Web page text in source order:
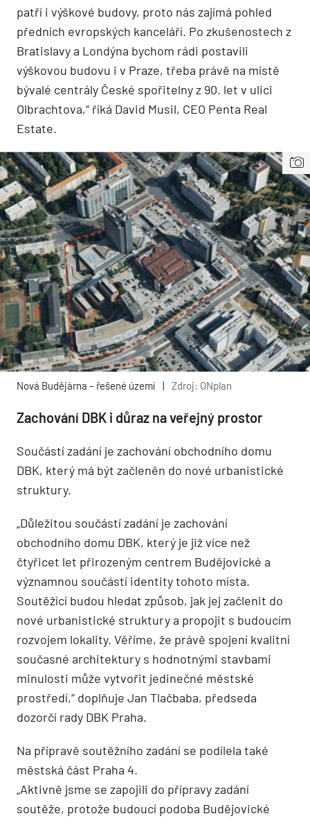
patří i výškové budovy, proto nás zajímá pohled
předních evropských kanceláří. Po zkušenostech z
Bratislavy a Londýna bychom rádi postavili
výškovou budovu i v Praze, třeba právě na místě
bývalé centrály České spořitelny z 90. let v ulici
Olbrachtova,“ říká David Musil, CEO Penta Real
Estate.
Nová Budějárna – řešené území | Zdroj: ONplan
Zachování DBK i důraz na veřejný prostor
Součástí zadání je zachování obchodního domu
DBK, který má být začleněn do nové urbanistické
struktury.
„Důležitou součástí zadání je zachování
obchodního domu DBK, který je již více než
čtyřicet let přirozeným centrem Budějovické a
významnou součástí identity tohoto místa.
Soutěžící budou hledat způsob, jak jej začlenit do
nové urbanistické struktury a propojit s budoucím
rozvojem lokality. Věříme, že právě spojení kvalitní
současné architektury s hodnotnými stavbami
minulosti může vytvořit jedinečné městské
prostředí,“ doplňuje Jan Tlačbaba, předseda
dozorčí rady DBK Praha.
Na přípravě soutěžního zadání se podílela také
městská část Praha 4.
„Aktivně jsme se zapojili do přípravy zadání
soutěže, protože budoucí podoba Budějovické